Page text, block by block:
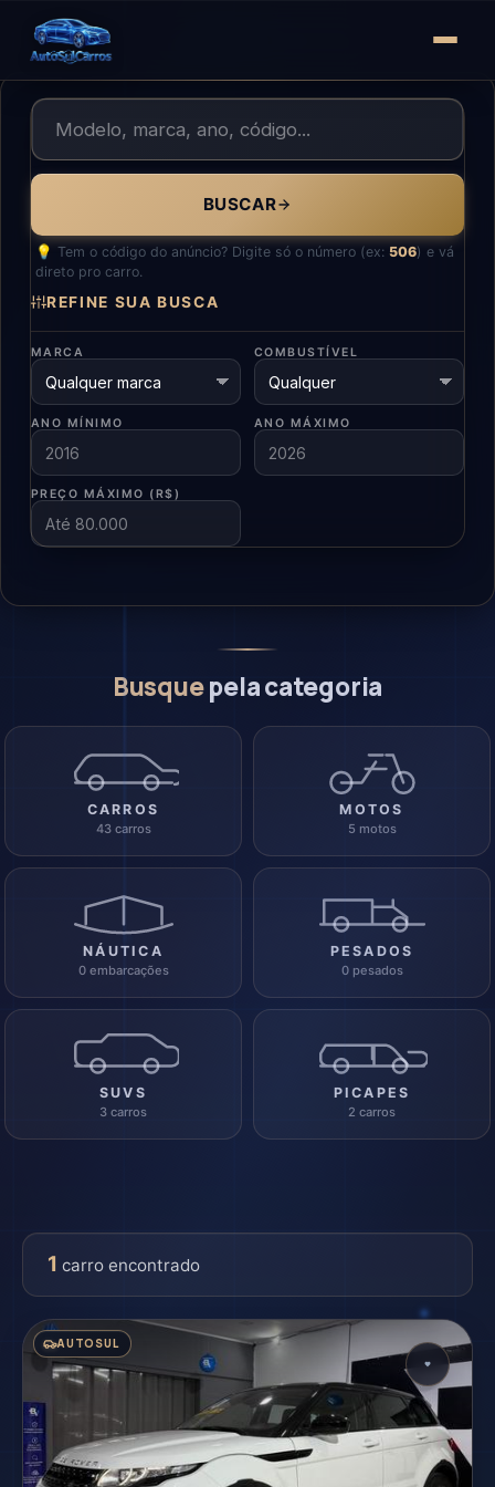
BUSCAR
💡 Tem o código do anúncio? Digite só o número (ex: 506) e vá
direto pro carro.
REFINE SUA BUSCA
MARCA COMBUSTÍVEL
ANO MÍNIMO ANO MÁXIMO
PREÇO MÁXIMO (R$)
Busquepela categoria
CARROS
43 carros
MOTOS
5 motos
NÁUTICA
0 embarcações
PESADOS
0 pesados
SUVS
3 carros
PICAPES
2 carros
1 carro encontrado
AUTOSUL